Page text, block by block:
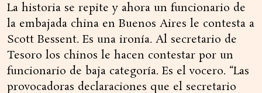
La historia se repite y ahora un funcionario de
la embajada china en Buenos Aires le contesta a
Scott Bessent. Es una ironía. Al secretario de
Tesoro los chinos le hacen contestar por un
funcionario de baja categoría. Es el vocero. “Las
provocadoras declaraciones que el secretario